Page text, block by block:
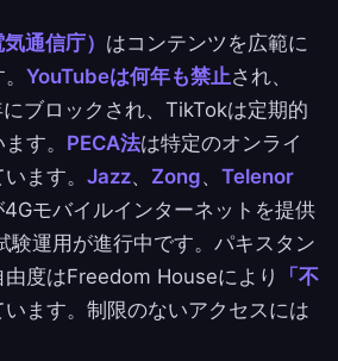
通信庁） はコンテンツを広範に
YouTubeは何年も禁止され、
ブロックされ、TikTokは定期的
す。 PECA法は特定のオンライ
ます。 Jazz、 Zong、 Telenor
4Gモバイルインターネットを提供
験運用が進行中です。パキスタン
度はFreedom Houseにより
「不
います。制限のないアクセスには